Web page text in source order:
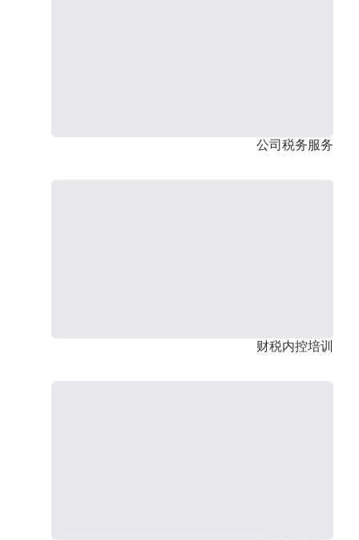
公司税务服务
财税内控培训